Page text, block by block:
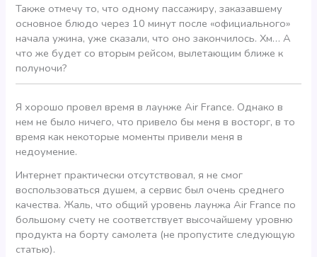
Также отмечу то, что одному пассажиру, заказавшему
основное блюдо через 10 минут после «официального»
начала ужина, уже сказали, что оно закончилось. Хм… А
что же будет со вторым рейсом, вылетающим ближе к
полуночи?
Я хорошо провел время в лаунже Air France. Однако в
нем не было ничего, что привело бы меня в восторг, в то
время как некоторые моменты привели меня в
недоумение.
Интернет практически отсутствовал, я не смог
воспользоваться душем, а сервис был очень среднего
качества. Жаль, что общий уровень лаунжа Air France по
большому счету не соответствует высочайшему уровню
продукта на борту самолета (не пропустите следующую
статью).